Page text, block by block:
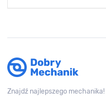
Znajdź najlepszego mechanika!